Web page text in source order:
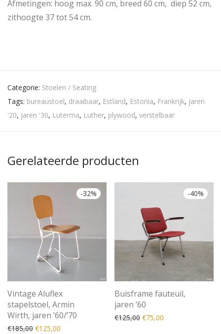
Afmetingen: hoog max. 90 cm, breed 60 cm, diep 52 cm,
zithoogte 37 tot 54 cm.
Categorie: Stoelen / Seating
Tags: bureaustoel, draaibaar, Estland, Estonia, Frankrijk, jaren
'20, jaren '30, Luterma, Luther, plywood, verstelbaar
Gerelateerde producten
-32%
Vintage Aluflex
stapelstoel, Armin
Wirth, jaren ’60/’70
€185,00 Oorspronkelijke prijs was: €185,00.
€125,00
-40%
Buisframe fauteuil,
jaren ’60
€125,00 Oorspronkelijke prijs
€75,00